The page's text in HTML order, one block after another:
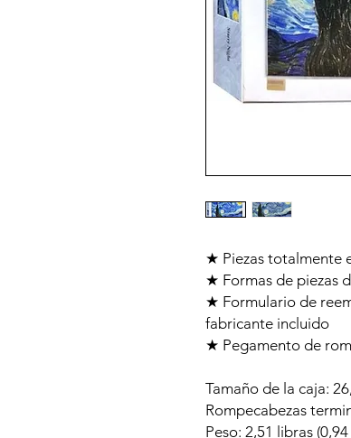
★ Piezas totalmente
★ Formas de piezas
★ Formulario de
fabricante incluido
★ Pegamento de
Tamaño de la caja:
Rompecabezas
Peso: 2,51 libras